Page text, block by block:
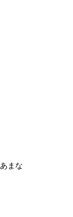
あまな